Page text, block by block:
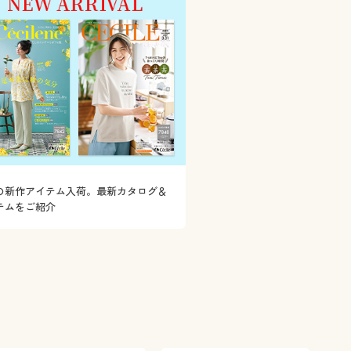
新作アイテム入荷。最新カタログ＆
ムをご紹介